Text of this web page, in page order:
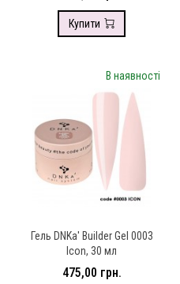
Купити
В наявності
Гель DNKa' Builder Gel 0003
Icon, 30 мл
475,00 грн.